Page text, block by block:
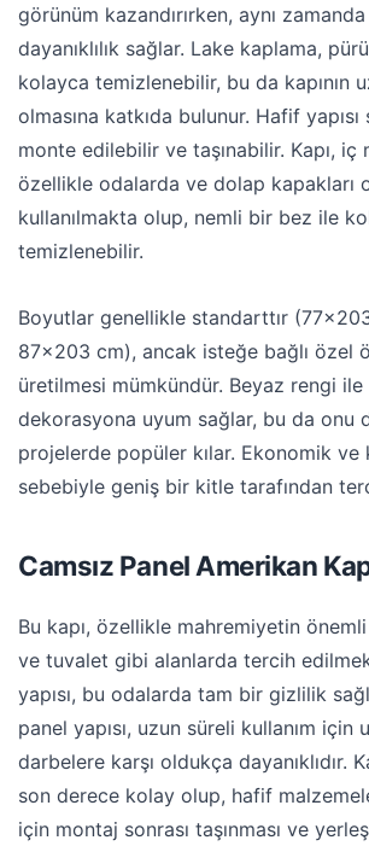
görünüm kazandırırken, aynı
dayanıklılık sağlar. Lake kaplama,
kolayca temizlenebilir, bu da kapının
olmasına katkıda bulunur. Hafif
monte edilebilir ve taşınabilir. Kapı, iç
özellikle odalarda ve dolap kapakları
kullanılmakta olup, nemli bir bez ile
temizlenebilir.
Boyutlar genellikle standarttır
87×203 cm), ancak isteğe bağlı özel
üretilmesi mümkündür. Beyaz rengi
dekorasyona uyum sağlar, bu da onu
projelerde popüler kılar. Ekonomik ve
sebebiyle geniş bir kitle tarafından
Camsız Panel Amerikan
Bu kapı, özellikle mahremiyetin
ve tuvalet gibi alanlarda tercih
yapısı, bu odalarda tam bir gizlilik
panel yapısı, uzun süreli kullanım için
darbelere karşı oldukça dayanıklıdır.
son derece kolay olup, hafif
için montaj sonrası taşınması ve